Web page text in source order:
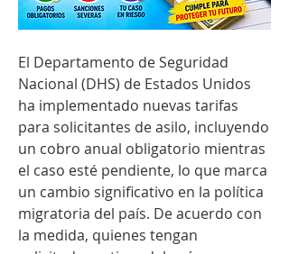
El Departamento de Seguridad
Nacional (DHS) de Estados Unidos
ha implementado nuevas tarifas
para solicitantes de asilo, incluyendo
un cobro anual obligatorio mientras
el caso esté pendiente, lo que marca
un cambio significativo en la política
migratoria del país. De acuerdo con
la medida, quienes tengan